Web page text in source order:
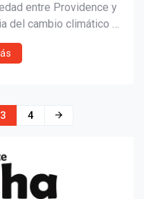
entre Providence y
del cambio climático a
fotos y películas.
3 4